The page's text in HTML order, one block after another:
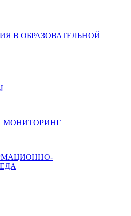
В ОБРАЗОВАТЕЛЬНОЙ
МОНИТОРИНГ